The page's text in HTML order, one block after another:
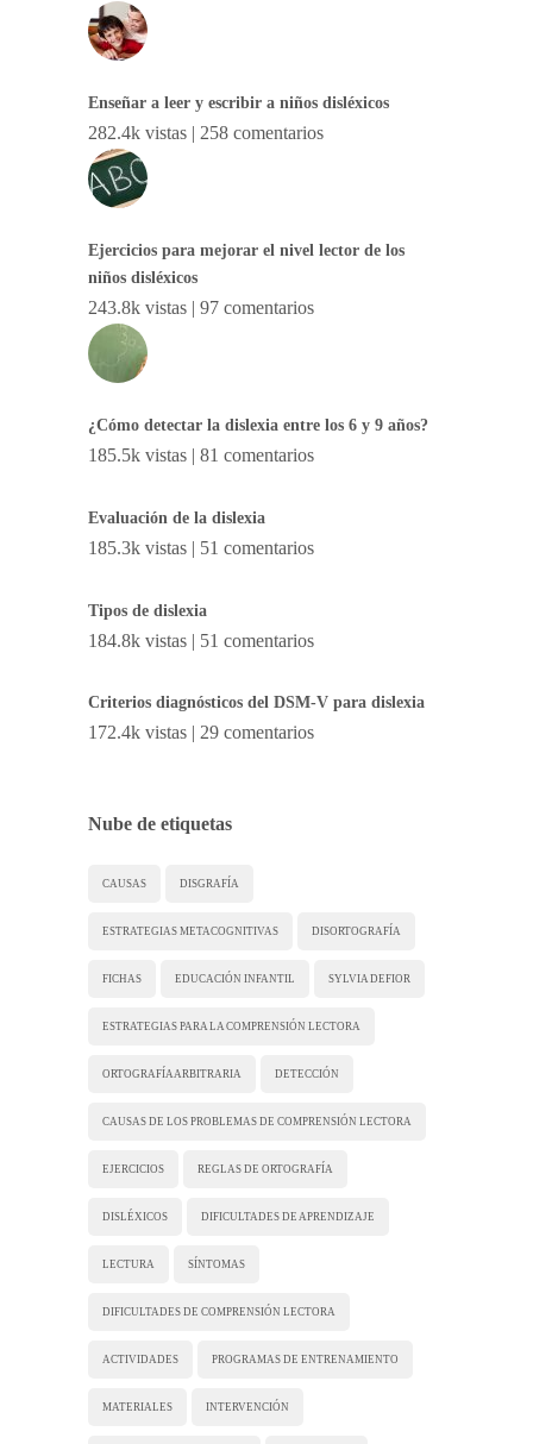
Enseñar a leer y escribir a niños disléxicos
282.4k vistas | 258 comentarios
Ejercicios para mejorar el nivel lector de los
niños disléxicos
243.8k vistas | 97 comentarios
¿Cómo detectar la dislexia entre los 6 y 9 años?
185.5k vistas | 81 comentarios
Evaluación de la dislexia
185.3k vistas | 51 comentarios
Tipos de dislexia
184.8k vistas | 51 comentarios
Criterios diagnósticos del DSM-V para dislexia
172.4k vistas | 29 comentarios
Nube de etiquetas
CAUSAS DISGRAFÍA
ESTRATEGIAS METACOGNITIVAS DISORTOGRAFÍA
FICHAS EDUCACIÓN INFANTIL SYLVIA DEFIOR
ESTRATEGIAS PARA LA COMPRENSIÓN LECTORA
ORTOGRAFÍA ARBITRARIA DETECCIÓN
CAUSAS DE LOS PROBLEMAS DE COMPRENSIÓN LECTORA
EJERCICIOS REGLAS DE ORTOGRAFÍA
DISLÉXICOS DIFICULTADES DE APRENDIZAJE
LECTURA SÍNTOMAS
DIFICULTADES DE COMPRENSIÓN LECTORA
ACTIVIDADES PROGRAMAS DE ENTRENAMIENTO
MATERIALES INTERVENCIÓN